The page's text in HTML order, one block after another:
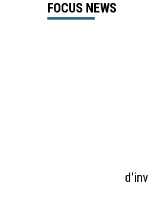
FOCUS NEWS